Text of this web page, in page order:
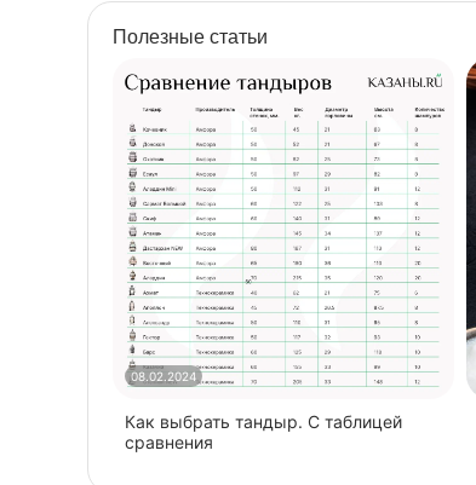
Полезные статьи
08.02.2024
Как выбрать тандыр. С таблицей
сравнения